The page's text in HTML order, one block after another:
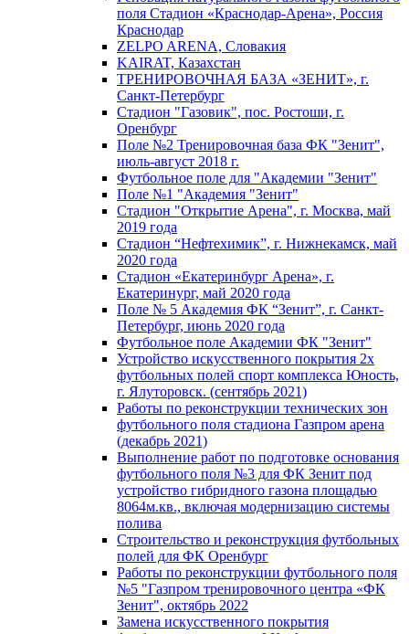
поля Стадион «Краснодар-Арена», Россия
Краснодар
ZELPO ARENA, Словакия
KAIRAT, Казахстан
ТРЕНИРОВОЧНАЯ БАЗА «ЗЕНИТ», г.
Санкт-Петербург
Стадион "Газовик", пос. Ростоши, г.
Оренбург
Поле №2 Тренировочная база ФК "Зенит",
июль-август 2018 г.
Футбольное поле для "Академии "Зенит"
Поле №1 "Академия "Зенит"
Стадион "Открытие Арена", г. Москва, май
2019 года
Стадион “Нефтехимик”, г. Нижнекамск, май
2020 года
Стадион «Екатеринбург Арена», г.
Екатеринург, май 2020 года
Поле № 5 Академия ФК “Зенит”, г. Санкт-
Петербург, июнь 2020 года
Футбольное поле Академии ФК "Зенит"
Устройство искусственного покрытия 2х
футбольных полей спорт комплекса Юность,
г. Ялуторовск. (сентябрь 2021)
Работы по реконструкции технических зон
футбольного поля стадиона Газпром арена
(декабрь 2021)
Выполнение работ по подготовке основания
футбольного поля №3 для ФК Зенит под
устройство гибридного газона площадью
8064м.кв., включая модернизацию системы
полива
Строительство и реконструкция футбольных
полей для ФК Оренбург
Работы по реконструкции футбольного поля
№5 "Газпром тренировочного центра «ФК
Зенит", октябрь 2022
Замена искусственного покрытия